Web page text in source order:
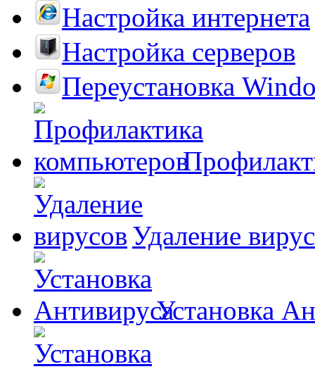
Настройка интернета
Настройка серверов
Переустановка
Удаление
Установка